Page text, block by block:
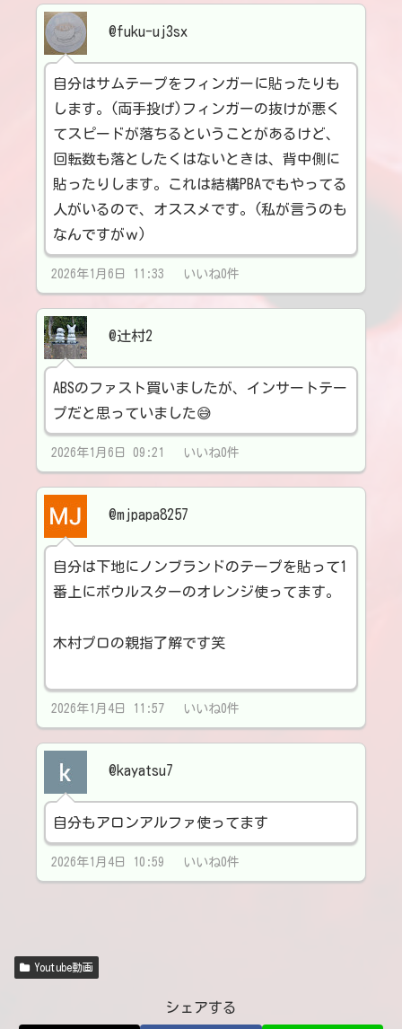
@fuku-uj3sx
自分はサムテープをフィンガーに貼ったりも
します。(両手投げ)フィンガーの抜けが悪く
てスピードが落ちるということがあるけど、
回転数も落としたくはないときは、背中側に
貼ったりします。これは結構PBAでもやってる
人がいるので、オススメです。(私が言うのも
なんですがｗ)
2026年1月6日 11:33 いいね0件
@辻村2
ABSのファスト買いましたが、インサートテー
プだと思っていました😅
2026年1月6日 09:21 いいね0件
@mjpapa8257
自分は下地にノンブランドのテープを貼って1
番上にボウルスターのオレンジ使ってます。
木村プロの親指了解です笑
2026年1月4日 11:57 いいね0件
@kayatsu7
自分もアロンアルファ使ってます
2026年1月4日 10:59 いいね0件
Youtube動画
シェアする